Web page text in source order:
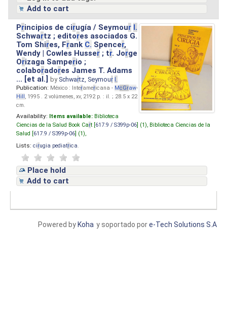
Add to cart
Principios de cirugía / Seymour I.
Schwartz ; editores asociados G.
Tom Shires, Frank C. Spencer,
Wendy | Cowles Husser ; tr. Jorge
Orizaga Samperio ;
colaboradores James T. Adams
... [et al.]by Schwartz, Seymour I.
Publication: México : Interamericana - McGraw-
Hill, 1995 . 2 volúmenes, xv, 2192 p. : il. ; 28.5 x 22
cm.
Availability: Items available: Biblioteca
Ciencias de la Salud Book Cart [ 617.9 / S399p-06 ] (1), Biblioteca Ciencias de la
Salud [ 617.9 / S399p-06 ] (1),
Lists: cirugia pediatrica
Place hold
Add to cart
y soportado pore-Tech Solutions S.A
Powered by Koha